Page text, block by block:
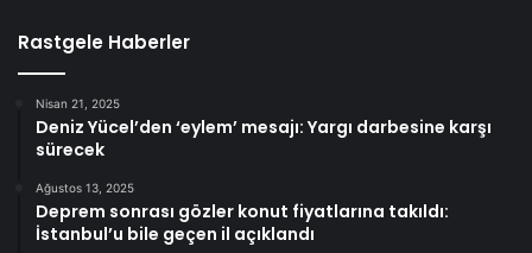
Rastgele Haberler
Nisan 21, 2025
Deniz Yücel’den ‘eylem’ mesajı: Yargı darbesine karşı
sürecek
Ağustos 13, 2025
Deprem sonrası gözler konut fiyatlarına takıldı:
İstanbul’u bile geçen il açıklandı